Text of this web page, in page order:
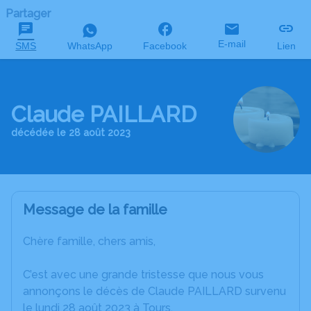
Partager
SMS WhatsApp Facebook E-mail Lien
Claude PAILLARD
décédée le 28 août 2023
Message de la famille
Chère famille, chers amis,
C’est avec une grande tristesse que nous vous
annonçons le décès de Claude PAILLARD survenu
le lundi 28 août 2023 à Tours.